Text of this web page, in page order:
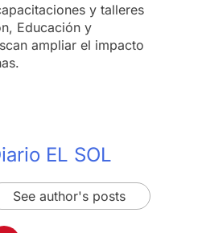
y talleres
Educación y
ampliar el impacto
EL SOL
See author's posts